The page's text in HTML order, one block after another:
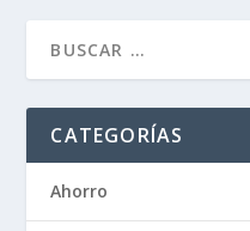
CATEGORÍAS
Ahorro